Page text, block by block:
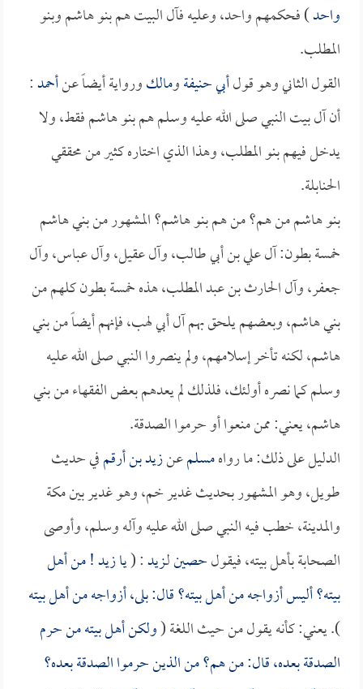
واحد) فحكمهم واحد، وعليه فآل البيت هم بنو هاشم وبنو
المطلب.
القول الثاني وهو قولأبي حنيفةومالكورواية أيضاً عنأحمد:
أن آل بيت النبي صلى الله عليه وسلم هم بنو هاشم فقط، ولا
يدخل فيهم بنو المطلب، وهذا الذي اختاره كثير من محققي
الحنابلة.
بنو هاشم من هم؟ من هم بنو هاشم؟ المشهور من بني هاشم
خمسة بطون: آل علي بن أبي طالب، وآل عقيل، وآل عباس، وآل
جعفر، وآل الحارث بن عبد المطلب، هذه خمسة بطون كلهم من
بني هاشم، وبعضهم يلحق بهم آل أبي لهب، فإنهم أيضاً من بني
هاشم، لكنه تأخر إسلامهم، ولم ينصروا النبي صلى الله عليه
وسلم كما نصره أولئك، فلذلك لم يعدهم بعض الفقهاء من بني
هاشم، يعني: ممن منعوا أو حرموا الصدقة.
الدليل على ذلك: ما رواهمسلمعنزيد بن أرقمفي حديث
طويل، وهو المشهور بحديث غدير خم، وهو غدير بين مكة
والمدينة، خطب فيه النبي صلى الله عليه وآله وسلم، وأوصى
الصحابة بأهل بيته، فيقولحصينلـزيد: (يازيد! من أهل
بيته؟ أليس أزواجه من أهل بيته؟ قال: بلى، أزواجه من أهل بيته
). يعني: كأنه يقول من حيث اللغة (ولكن أهل بيته من حرم
الصدقة بعده، قال: من هم؟ من الذين حرموا الصدقة بعده؟